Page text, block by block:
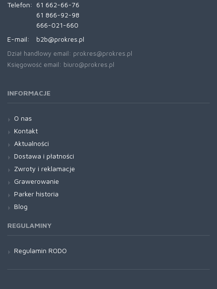
Telefon:
61 662-66-76
61 866-92-98
666-021-660
E-mail:
b2b@prokres.pl
Dział handlowy email: prokres@prokres.pl
Księgowość email: biuro@prokres.pl
INFORMACJE
O nas
Kontakt
Aktualności
Dostawa i płatności
Zwroty i reklamacje
Grawerowanie
Parker historia
Blog
REGULAMINY
Regulamin RODO